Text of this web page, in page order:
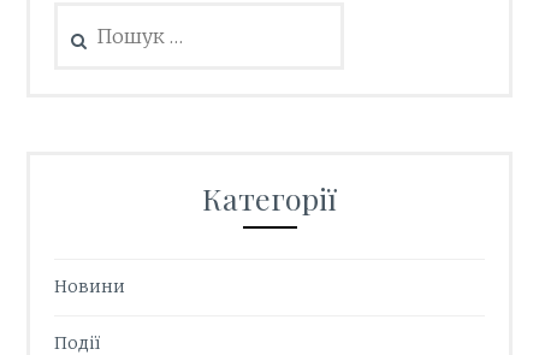
Категорії
Новини
Події